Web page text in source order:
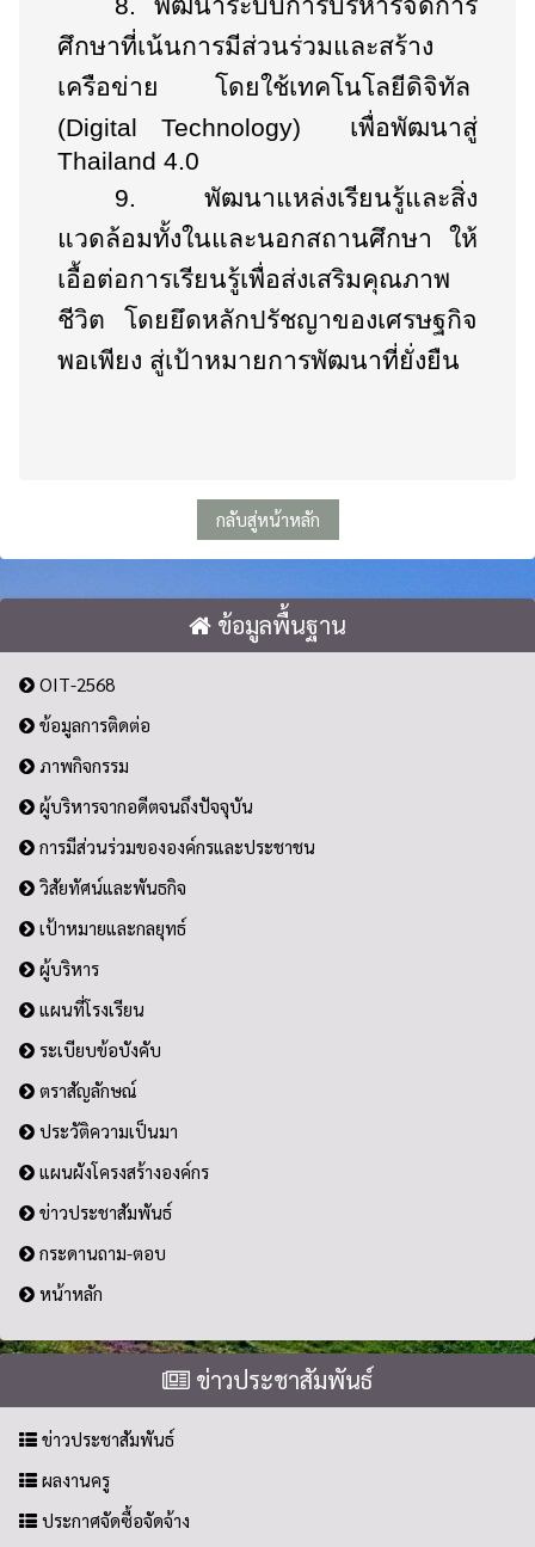
8.
พัฒนาระบบการบริหารจัดการ
ศึกษาที่เน้นการมีส่วนร่วมและสร้าง
เครือข่าย โดยใช้เทคโนโลยีดิจิทัล
(Digital Technology) เพื่อพัฒนาสู่
Thailand 4.0
9.
พัฒนาแหล่งเรียนรู้และสิ่ง
แวดล้อมทั้งในและนอกสถานศึกษา ให้
เอื้อต่อการเรียนรู้เพื่อส่งเสริมคุณภาพ
ชีวิต โดยยึดหลักปรัชญาของเศรษฐกิจ
พอเพียง สู่เป้าหมายการพัฒนาที่ยั่งยืน
กลับสู่หน้าหลัก
ข้อมูลพื้นฐาน
OIT-2568
ข้อมูลการติดต่อ
ภาพกิจกรรม
ผู้บริหารจากอดีตจนถึงปัจจุบัน
การมีส่วนร่วมขององค์กรและประชาชน
วิสัยทัศน์และพันธกิจ
เป้าหมายและกลยุทธ์
ผู้บริหาร
แผนที่โรงเรียน
ระเบียบข้อบังคับ
ตราสัญลักษณ์
ประวัติความเป็นมา
แผนผังโครงสร้างองค์กร
ข่าวประชาสัมพันธ์
กระดานถาม-ตอบ
หน้าหลัก
ข่าวประชาสัมพันธ์
ข่าวประชาสัมพันธ์
ผลงานครู
ประกาศจัดซื้อจัดจ้าง